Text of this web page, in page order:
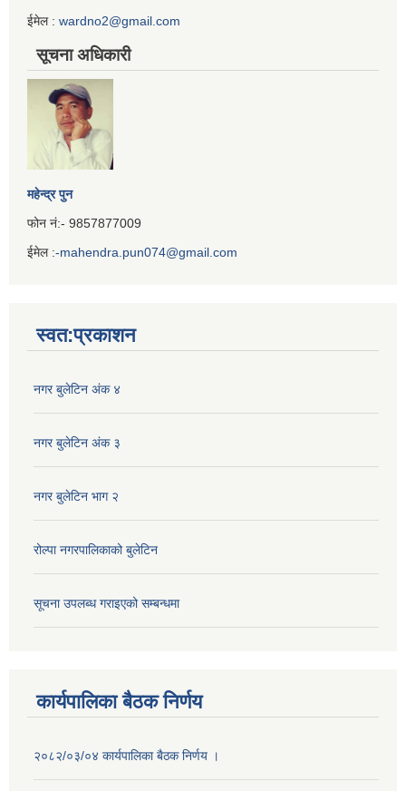
ईमेल : wardno2@gmail.com
सूचना अधिकारी
महेन्द्र पुन
फोन नं:- 9857877009
ईमेल :-mahendra.pun074@gmail.com
स्वत:प्रकाशन
नगर बुलेटिन अंक ४
नगर बुलेटिन अंक ३
नगर बुलेटिन भाग २
रोल्पा नगरपालिकाको बुलेटिन
सूचना उपलब्ध गराइएको सम्बन्धमा
कार्यपालिका बैठक निर्णय
२०८२/०३/०४ कार्यपालिका बैठक निर्णय ।